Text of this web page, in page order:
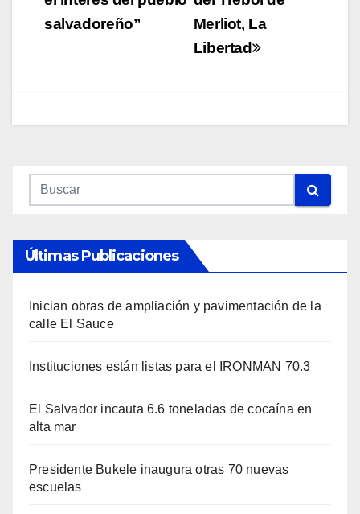
Merliot, La
Libertad
salvadoreño”
Últimas Publicaciones
Inician obras de ampliación y pavimentación de la
calle El Sauce
Instituciones están listas para el IRONMAN 70.3
El Salvador incauta 6.6 toneladas de cocaína en
alta mar
Presidente Bukele inaugura otras 70 nuevas
escuelas